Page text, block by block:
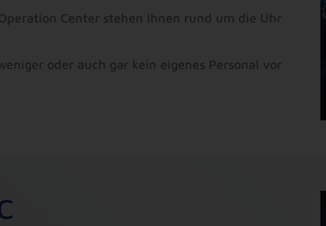
Center stehen Ihnen rund um die Uhr
oder auch gar kein eigenes Personal vor